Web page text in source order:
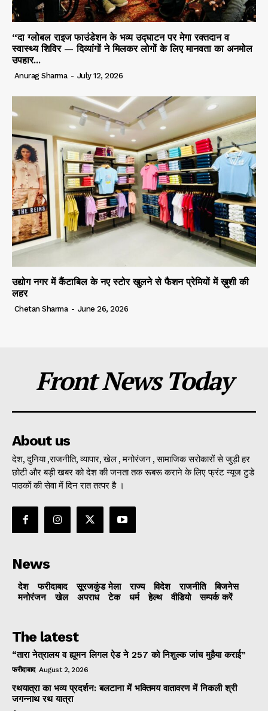
“दा ग्लोबल राइज फाउंडेशन के भव्य उद्घाटन पर मेगा रक्तदान व
स्वास्थ्य शिविर — दिव्यांगों ने मिलकर लोगों के लिए मानवता का अनमोल
उपहार...
Anurag Sharma - July 12, 2026
उद्योग नगर में कैंटाबिल के नए स्टोर खुलने से फैशन प्रेमियों में ख़ुशी की
लहर
Chetan Sharma - June 26, 2026
Front News Today
About us
देश, दुनिया ,राजनीति, व्यापार, खेल , मनोरंजन , सामाजिक सरोकारों से जुड़ी हर
छोटी और बड़ी खबर को देश की जनता तक रूबरू कराने के लिए फ्रंट न्यूज टुडे
पाठकों की सेवा में दिन रात तत्पर है ।
News
देश फरीदाबाद सूरजकुंड मेला राज्‍य विदेश राजनीति
बिजनेस
मनोरंजन
खेल अपराध टेक धर्म हेल्थ वीडियो सम्पर्क करें
The latest
“तारा नेत्रालय व ह्यूमन लिगल ऐड ने 257 को निशुल्क जांच मुहैया कराई”
फरीदाबाद August 2, 2026
रथयात्रा का भव्य प्रदर्शन: बलटाना में भक्तिमय वातावरण में निकली श्री
जगन्नाथ रथ यात्रा